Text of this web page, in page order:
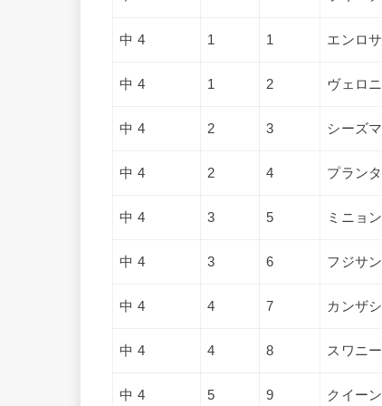
中 4 1 1 エンロ
中 4 1 2 ヴェロ
中 4 2 3 シーズ
中 4 2 4 プラン
中 4 3 5 ミニョ
中 4 3 6 フジサ
中 4 4 7 カンザシ
中 4 4 8 スワニ
中 4 5 9 クイー